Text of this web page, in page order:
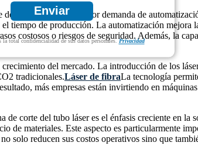
Enviar
la total confidencialidad de sus datos personales.Privacidad
tubos láser es la mayor demanda de
tiempo de producción. La automatización
costosos o riesgos de seguridad. Además, la
del mercado. La introducción de los
tradicionales.Láser de fibraLa tecnología
más empresas están invirtiendo en
corte del tubo láser es el énfasis creciente en la
materiales. Este aspecto es particularmente
solo reducen sus costos operativos sino que